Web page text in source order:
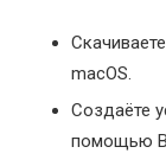
macOS.
Создаёте
помощью